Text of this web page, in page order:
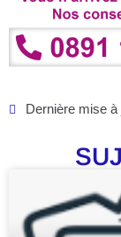
Dernière mise